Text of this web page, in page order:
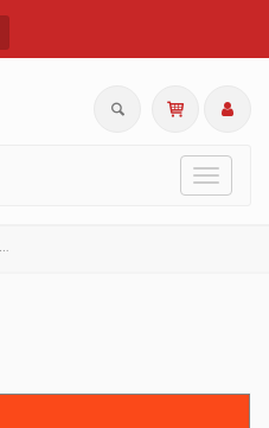
Toggle